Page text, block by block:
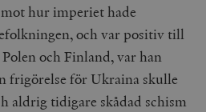
hur imperiet hade
och var positiv till
och Finland, var han
frigörelse för Ukraina skulle
aldrig tidigare skådad schism